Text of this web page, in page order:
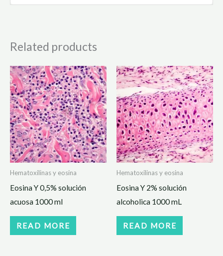
Related products
Hematoxilinas y eosina
Eosina Y 0,5% solución
acuosa 1000 ml
READ MORE
Hematoxilinas y eosina
Eosina Y 2% solución
alcoholica 1000 mL
READ MORE